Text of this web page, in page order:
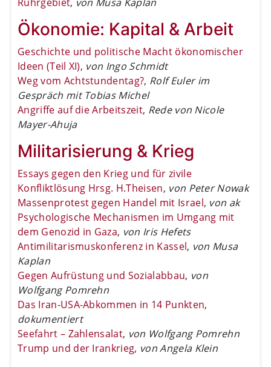
Ökonomie: Kapital & Arbeit
Geschichte und politische Macht ökonomischer
Ideen (Teil XI), von Ingo Schmidt
Weg vom Achtstundentag?, Rolf Euler im
Gespräch mit Tobias Michel
Angriffe auf die Arbeitszeit, Rede von Nicole
Mayer-Ahuja
Militarisierung & Krieg
Essays gegen den Krieg und für zivile
Konfliktlösung Hrsg. H.Theisen, von Peter Nowak
Massenprotest gegen Handel mit Israel, von ak
Psychologische Mechanismen im Umgang mit
dem Genozid in Gaza, von Iris Hefets
Antimilitarismuskonferenz in Kassel, von Musa
Kaplan
Gegen Aufrüstung und Sozialabbau, von
Wolfgang Pomrehn
Das Iran-USA-Abkommen in 14 Punkten,
dokumentiert
Seefahrt – Zahlensalat, von Wolfgang Pomrehn
Trump und der Irankrieg, von Angela Klein